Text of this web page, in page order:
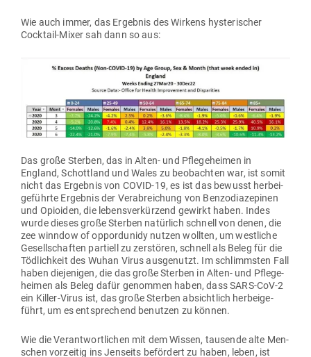
Wie auch immer, das Ergebnis des Wirkens hys­te­ri­scher
Cocktail-Mixer sah dann so aus:
Das große Sterben, das in Alten- und Pfle­ge­heimen in
England, Schottland und Wales zu beob­achten war, ist somit
nicht das Ergebnis von COVID-19, es ist das bewusst her­bei­
ge­führte Ergebnis der Ver­ab­rei­chung von Ben­zo­dia­ze­pinen
und Opioiden, die lebens­ver­kürzend gewirkt haben. Indes
wurde dieses große Sterben natürlich schnell von denen, die
zee winndow of oppord­unidy nutzen wollten, um west­liche
Gesell­schaften par­tiell zu zer­stören, schnell als Beleg für die
Töd­lichkeit des Wuhan Virus aus­ge­nutzt. Im schlimmsten Fall
haben die­je­nigen, die das große Sterben in Alten- und Pfle­ge­
heimen als Beleg dafür genommen haben, dass SARS-CoV‑2
ein Killer-Virus ist, das große Sterben absichtlich her­bei­ge­
führt, um es ent­spre­chend benutzen zu können.
Wie die Ver­ant­wort­lichen mit dem Wissen, tau­sende alte Men­
schen vor­zeitig ins Jen­seits befördert zu haben, leben, ist